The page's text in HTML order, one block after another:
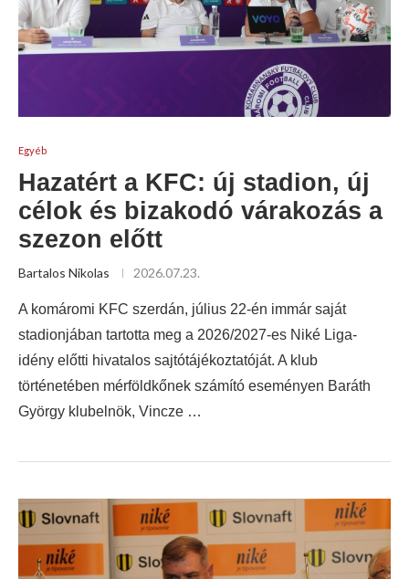
Egyéb
Hazatért a KFC: új stadion, új
célok és bizakodó várakozás a
szezon előtt
Bartalos Nikolas 2026.07.23.
A komáromi KFC szerdán, július 22-én immár saját
stadionjában tartotta meg a 2026/2027-es Niké Liga-
idény előtti hivatalos sajtótájékoztatóját. A klub
történetében mérföldkőnek számító eseményen Baráth
György klubelnök, Vincze …